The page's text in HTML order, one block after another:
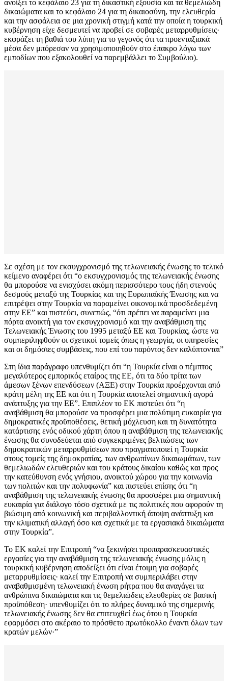
ανοίξει το κεφάλαιο 23 για τη δικαστική εξουσία και τα θεμελιώδη
δικαιώματα και το κεφάλαιο 24 για τη δικαιοσύνη, την ελευθερία
και την ασφάλεια σε μια χρονική στιγμή κατά την οποία η τουρκική
κυβέρνηση είχε δεσμευτεί να προβεί σε σοβαρές μεταρρυθμίσεις·
εκφράζει τη βαθιά του λύπη για το γεγονός ότι τα προενταξιακά
μέσα δεν μπόρεσαν να χρησιμοποιηθούν στο έπακρο λόγω των
εμποδίων που εξακολουθεί να παρεμβάλλει το Συμβούλιο).
Σε σχέση με τον εκσυγχρονισμό της τελωνειακής ένωσης το τελικό
κείμενο αναφέρει ότι “ο εκσυγχρονισμός της τελωνειακής ένωσης
θα μπορούσε να ενισχύσει ακόμη περισσότερο τους ήδη στενούς
δεσμούς μεταξύ της Τουρκίας και της Ευρωπαϊκής Ένωσης και να
επιτρέψει στην Τουρκία να παραμείνει οικονομικά προσδεδεμένη
στην ΕΕ” και πιστεύει, συνεπώς, “ότι πρέπει να παραμείνει μια
πόρτα ανοικτή για τον εκσυγχρονισμό και την αναβάθμιση της
Τελωνειακής Ένωσης του 1995 μεταξύ ΕΕ και Τουρκίας, ώστε να
συμπεριληφθούν οι σχετικοί τομείς όπως η γεωργία, οι υπηρεσίες
και οι δημόσιες συμβάσεις, που επί του παρόντος δεν καλύπτονται”
Στη ίδια παράγραφο υπενθυμίζει ότι “η Τουρκία είναι ο πέμπτος
μεγαλύτερος εμπορικός εταίρος της ΕΕ, ότι τα δύο τρίτα των
άμεσων ξένων επενδύσεων (ΑΞΕ) στην Τουρκία προέρχονται από
κράτη μέλη της ΕΕ και ότι η Τουρκία αποτελεί σημαντική αγορά
ανάπτυξης για την ΕΕ”. Επιπλέον το ΕΚ πιστεύει ότι “η
αναβάθμιση θα μπορούσε να προσφέρει μια πολύτιμη ευκαιρία για
δημοκρατικές προϋποθέσεις, θετική μόχλευση και τη δυνατότητα
κατάρτισης ενός οδικού χάρτη όπου η αναβάθμιση της τελωνειακής
ένωσης θα συνοδεύεται από συγκεκριμένες βελτιώσεις των
δημοκρατικών μεταρρυθμίσεων που πραγματοποιεί η Τουρκία
στους τομείς της δημοκρατίας, των ανθρωπίνων δικαιωμάτων, των
θεμελιωδών ελευθεριών και του κράτους δικαίου καθώς και προς
την κατεύθυνση ενός γνήσιου, ανοικτού χώρου για την κοινωνία
των πολιτών και την πολυφωνία” και πιστεύει επίσης ότι “η
αναβάθμιση της τελωνειακής ένωσης θα προσφέρει μια σημαντική
ευκαιρία για διάλογο τόσο σχετικά με τις πολιτικές που αφορούν τη
βιώσιμη από κοινωνική και περιβαλλοντική άποψη ανάπτυξη και
την κλιματική αλλαγή όσο και σχετικά με τα εργασιακά δικαιώματα
στην Τουρκία”.
Το ΕΚ καλεί την Επιτροπή “να ξεκινήσει προπαρασκευαστικές
εργασίες για την αναβάθμιση της τελωνειακής ένωσης μόλις η
τουρκική κυβέρνηση αποδείξει ότι είναι έτοιμη για σοβαρές
μεταρρυθμίσεις· καλεί την Επιτροπή να συμπεριλάβει στην
αναβαθμισμένη τελωνειακή ένωση ρήτρα που θα αναγάγει τα
ανθρώπινα δικαιώματα και τις θεμελιώδεις ελευθερίες σε βασική
προϋπόθεση· υπενθυμίζει ότι το πλήρες δυναμικό της σημερινής
τελωνειακής ένωσης δεν θα επιτευχθεί έως ότου η Τουρκία
εφαρμόσει στο ακέραιο το πρόσθετο πρωτόκολλο έναντι όλων των
κρατών μελών·”